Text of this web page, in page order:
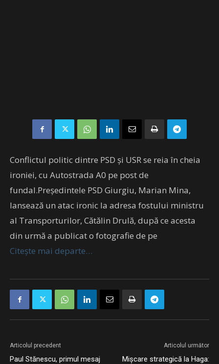
Conflictul politic dintre PSD și USR se reia în cheia
ironiei, cu Autostrada A0 pe post de
fundal.Președintele PSD Giurgiu, Marian Mina,
lansează un atac ironic la adresa fostului ministru
al Transporturilor, Cătălin Drulă, după ce acesta
din urmă a publicat o fotografie de pe
Citește mai departe…
Articolul precedent
Paul Stănescu, primul mesaj
Articolul următor
Mișcare strategică la Haga: